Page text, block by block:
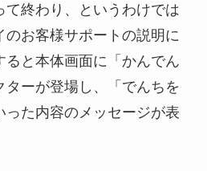
て終わり、というわけでは
のお客様サポートの説明に
ると本体画面に「かんでん
ターが登場し、「でんちを
った内容のメッセージが表